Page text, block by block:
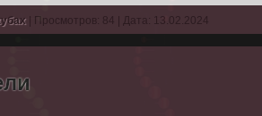
| Просмотров: 84 | Дата: 13.02.2024